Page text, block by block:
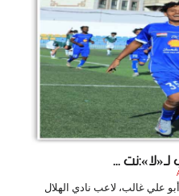
...
علي غالب، لاعب نادي الهلال